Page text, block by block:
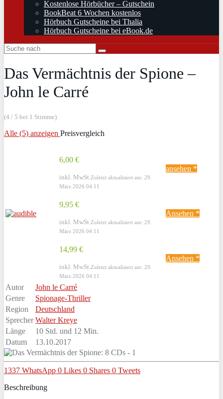
Kostenlose Hörbücher – Gutschein
BookBeat 6 Wochen kostenlos
Hörbuch Gutscheine bei Thalia
Hörbuch Gutscheine bei eBook.de
Das Vermächtnis der Spione –
John le Carré
(4 / 5 bei 1 Stimme)
Alle (5) anzeigen Preisvergleich
6,00 €
inkl. MwSt. Zuletzt aktualisiert am: 29.
März 2026 04:11
ansehen *
9,95 €
inkl. MwSt. Zuletzt aktualisiert am: 29.
März 2026 04:11
Ansehen *
14,99 €
inkl. MwSt. Zuletzt aktualisiert am: 29.
März 2026 04:11
Ansehen *
Autor
John le Carré
Genre
Spionage-Thriller
Region
Deutschland
Sprecher Walter Kreye
Länge
10 Std. und 12 Min.
Datum
13.10.2017
1337 WhatsApp 0 Likes 0 Shares 0 Tweets
Beschreibung